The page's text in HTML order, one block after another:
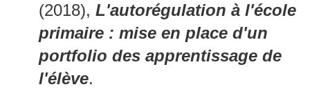
(2018), L'autorégulation à l'école
primaire : mise en place d'un
portfolio des apprentissage de
l'élève.